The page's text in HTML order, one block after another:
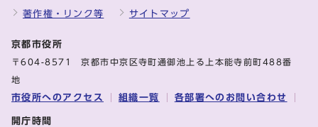
著作権・リンク等 サイトマップ
京都市役所
〒604-8571 京都市中京区寺町通御池上る上本能寺前町488番
地
市役所へのアクセス 組織一覧 各部署へのお問い合わせ
開庁時間